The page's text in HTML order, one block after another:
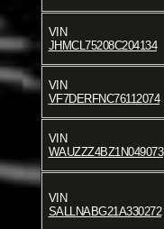
VIN
JHMCL75208C204134
VIN
VF7DERFNC76112074
VIN
WAUZZZ4BZ1N049073
VIN
SALLNABG21A330272